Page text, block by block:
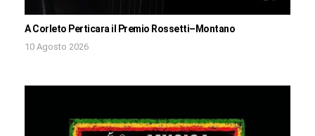
A Corleto Perticara il Premio Rossetti–Montano
10 Agosto 2026